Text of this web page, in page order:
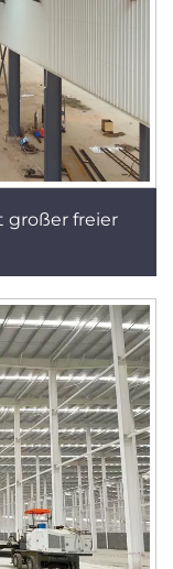
großer freier